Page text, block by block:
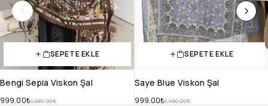
SEPETE EKLE
Bengi Sepia Viskon Şal
1,490.00₺
999.00₺
SEPETE EKLE
Saye Blue Viskon Şal
1,490.00₺
999.00₺